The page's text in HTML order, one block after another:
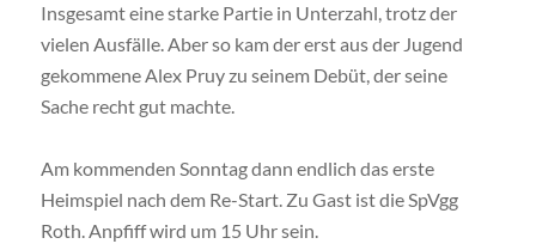
Insgesamt eine starke Partie in Unterzahl, trotz der
vielen Ausfälle. Aber so kam der erst aus der Jugend
gekommene Alex Pruy zu seinem Debüt, der seine
Sache recht gut machte.
Am kommenden Sonntag dann endlich das erste
Heimspiel nach dem Re-Start. Zu Gast ist die SpVgg
Roth. Anpfiff wird um 15 Uhr sein.